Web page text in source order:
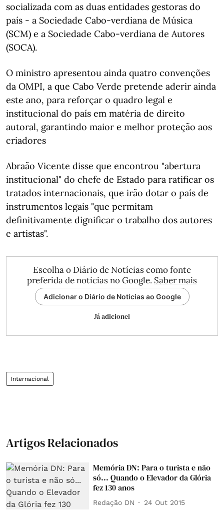
socializada com as duas entidades gestoras do
país - a Sociedade Cabo-verdiana de Música
(SCM) e a Sociedade Cabo-verdiana de Autores
(SOCA).
O ministro apresentou ainda quatro convenções
da OMPI, a que Cabo Verde pretende aderir ainda
este ano, para reforçar o quadro legal e
institucional do país em matéria de direito
autoral, garantindo maior e melhor proteção aos
criadores
Abraão Vicente disse que encontrou "abertura
institucional" do chefe de Estado para ratificar os
tratados internacionais, que irão dotar o país de
instrumentos legais "que permitam
definitivamente dignificar o trabalho dos autores
e artistas".
Escolha o Diário de Notícias como fonte
preferida de notícias no Google. Saber mais
Adicionar o Diário de Notícias ao Google
Já adicionei
Internacional
Artigos Relacionados
Memória DN: Para o turista e não
só... Quando o Elevador da Glória
fez 130 anos
Redação DN 24 Out 2015